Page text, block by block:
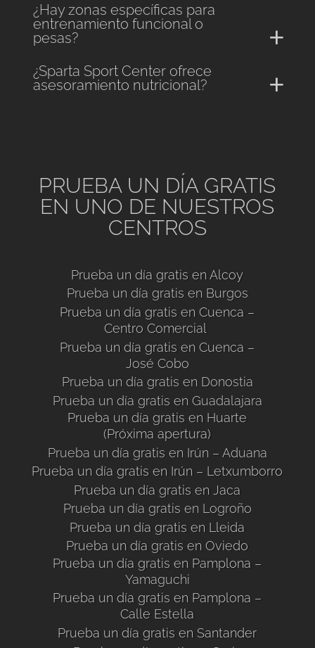
¿Hay zonas específicas para
entrenamiento funcional o
pesas?
¿Sparta Sport Center ofrece
asesoramiento nutricional?
PRUEBA UN DÍA GRATIS
EN UNO DE NUESTROS
CENTROS
Prueba un día gratis en Alcoy
Prueba un día gratis en Burgos
Prueba un día gratis en Cuenca –
Centro Comercial
Prueba un día gratis en Cuenca –
José Cobo
Prueba un día gratis en Donostia
Prueba un día gratis en Guadalajara
Prueba un día gratis en Huarte
(Próxima apertura)
Prueba un día gratis en Irún – Aduana
Prueba un día gratis en Irún – Letxumborro
Prueba un día gratis en Jaca
Prueba un día gratis en Logroño
Prueba un día gratis en Lleida
Prueba un día gratis en Oviedo
Prueba un día gratis en Pamplona –
Yamaguchi
Prueba un día gratis en Pamplona –
Calle Estella
Prueba un día gratis en Santander